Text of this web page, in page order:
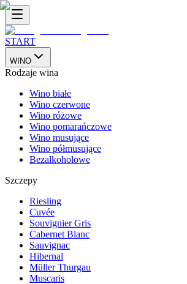
START
WINO
Rodzaje wina
Wino białe
Wino czerwone
Wino różowe
Wino pomarańczowe
Wino musujące
Wino półmusujące
Bezalkoholowe
Szczepy
Riesling
Cuvée
Souvignier Gris
Cabernet Blanc
Sauvignac
Hibernal
Müller Thurgau
Muscaris